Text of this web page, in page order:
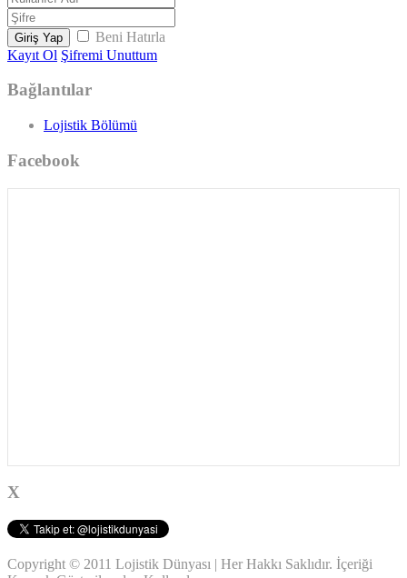
Giriş Yap
Beni Hatırla
Kayıt Ol Şifremi Unuttum
Bağlantılar
Lojistik Bölümü
Facebook
X
Copyright © 2011 Lojistik Dünyası | Her Hakkı Saklıdır. İçeriği